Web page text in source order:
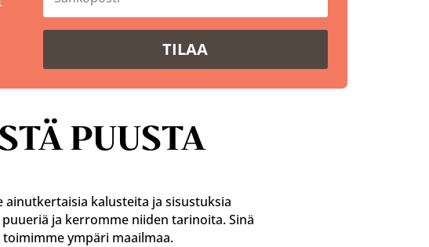
TILAA
PUUSTA
kalusteita ja sisustuksia
ja kerromme niiden tarinoita. Sinä
toimimme ympäri maailmaa.